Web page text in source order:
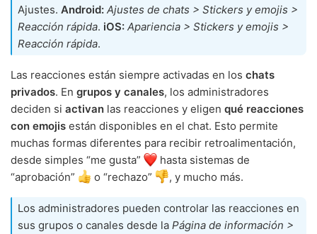
Ajustes. Android: Ajustes de chats > Stickers y emojis >
Reacción rápida. iOS: Apariencia > Stickers y emojis >
Reacción rápida.
Las reacciones están siempre activadas en los chats
privados. En grupos y canales, los administradores
deciden si activan las reacciones y eligen qué reacciones
con emojis están disponibles en el chat. Esto permite
muchas formas diferentes para recibir retroalimentación,
desde simples “me gusta”
hasta sistemas de
“aprobación”
o “rechazo” , y mucho más.
Los administradores pueden controlar las reacciones en
sus grupos o canales desde la Página de información >